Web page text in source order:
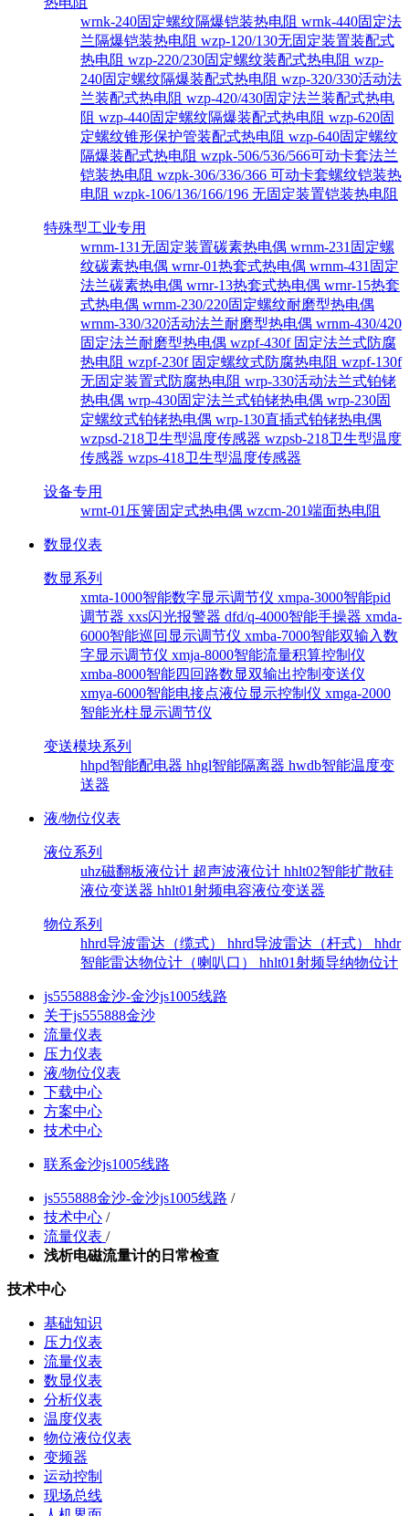
wrnk-240固定螺纹隔爆铠装热电阻 wrnk-440固定法
兰隔爆铠装热电阻 wzp-120/130无固定装置装配式
热电阻 wzp-220/230固定螺纹装配式热电阻 wzp-
240固定螺纹隔爆装配式热电阻 wzp-320/330活动法
兰装配式热电阻 wzp-420/430固定法兰装配式热电
阻 wzp-440固定螺纹隔爆装配式热电阻 wzp-620固
定螺纹锥形保护管装配式热电阻 wzp-640固定螺纹
隔爆装配式热电阻 wzpk-506/536/566可动卡套法兰
铠装热电阻 wzpk-306/336/366 可动卡套螺纹铠装热
电阻 wzpk-106/136/166/196 无固定装置铠装热电阻
特殊型工业专用
wrnm-131无固定装置碳素热电偶 wrnm-231固定螺
纹碳素热电偶 wrnr-01热套式热电偶 wrnm-431固定
法兰碳素热电偶 wrnr-13热套式热电偶 wrnr-15热套
式热电偶 wrnm-230/220固定螺纹耐磨型热电偶
wrnm-330/320活动法兰耐磨型热电偶 wrnm-430/420
固定法兰耐磨型热电偶 wzpf-430f 固定法兰式防腐
热电阻 wzpf-230f 固定螺纹式防腐热电阻 wzpf-130f
无固定装置式防腐热电阻 wrp-330活动法兰式铂铑
热电偶 wrp-430固定法兰式铂铑热电偶 wrp-230固
定螺纹式铂铑热电偶 wrp-130直插式铂铑热电偶
wzpsd-218卫生型温度传感器 wzpsb-218卫生型温度
传感器 wzps-418卫生型温度传感器
设备专用
wrnt-01压簧固定式热电偶 wzcm-201端面热电阻
数显仪表
数显系列
xmta-1000智能数字显示调节仪 xmpa-3000智能pid
调节器 xxs闪光报警器 dfd/q-4000智能手操器 xmda-
6000智能巡回显示调节仪 xmba-7000智能双输入数
字显示调节仪 xmja-8000智能流量积算控制仪
xmba-8000智能四回路数显双输出控制变送仪
xmya-6000智能电接点液位显示控制仪 xmga-2000
智能光柱显示调节仪
变送模块系列
hhpd智能配电器 hhgl智能隔离器 hwdb智能温度变
送器
液/物位仪表
液位系列
uhz磁翻板液位计 超声波液位计 hhlt02智能扩散硅
液位变送器 hhlt01射频电容液位变送器
物位系列
hhrd导波雷达（缆式） hhrd导波雷达（杆式） hhdr
智能雷达物位计（喇叭口） hhlt01射频导纳物位计
js555888金沙-金沙js1005线路
关于js555888金沙
流量仪表
压力仪表
液/物位仪表
下载中心
方案中心
技术中心
联系金沙js1005线路
js555888金沙-金沙js1005线路 /
技术中心 /
流量仪表 /
浅析电磁流量计的日常检查
技术中心
基础知识
压力仪表
流量仪表
数显仪表
分析仪表
温度仪表
物位液位仪表
变频器
运动控制
现场总线